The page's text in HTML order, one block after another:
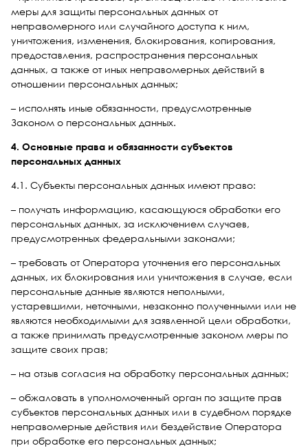
меры для защиты персональных данных от
неправомерного или случайного доступа к ним,
уничтожения, изменения, блокирования, копирования,
предоставления, распространения персональных
данных, а также от иных неправомерных действий в
отношении персональных данных;
– исполнять иные обязанности, предусмотренные
Законом о персональных данных.
4. Основные права и обязанности субъектов
персональных данных
4.1. Субъекты персональных данных имеют право:
– получать информацию, касающуюся обработки его
персональных данных, за исключением случаев,
предусмотренных федеральными законами;
– требовать от Оператора уточнения его персональных
данных, их блокирования или уничтожения в случае, если
персональные данные являются неполными,
устаревшими, неточными, незаконно полученными или не
являются необходимыми для заявленной цели обработки,
а также принимать предусмотренные законом меры по
защите своих прав;
– на отзыв согласия на обработку персональных данных;
– обжаловать в уполномоченный орган по защите прав
субъектов персональных данных или в судебном порядке
неправомерные действия или бездействие Оператора
при обработке его персональных данных;